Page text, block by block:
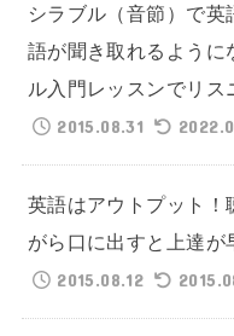
シラブル（音節）で
語が聞き取れるように
ル入門レッスンでリス
2015.08.31
英語はアウトプット！
がら口に出すと上達が
2015.08.12